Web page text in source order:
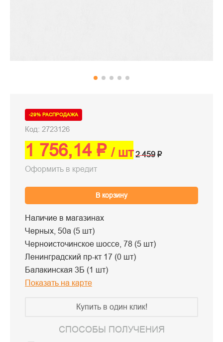
-29% РАСПРОДАЖА
Код: 2723126
1 756,14 ₽ / шт 2 459 ₽
Оформить в кредит
В корзину
Наличие в магазинах
Черных, 50а (5 шт)
Черноисточинское шоссе, 78 (5 шт)
Ленинградский пр-кт 17 (0 шт)
Балакинская 3Б (1 шт)
Показать на карте
Купить в один клик!
СПОСОБЫ ПОЛУЧЕНИЯ